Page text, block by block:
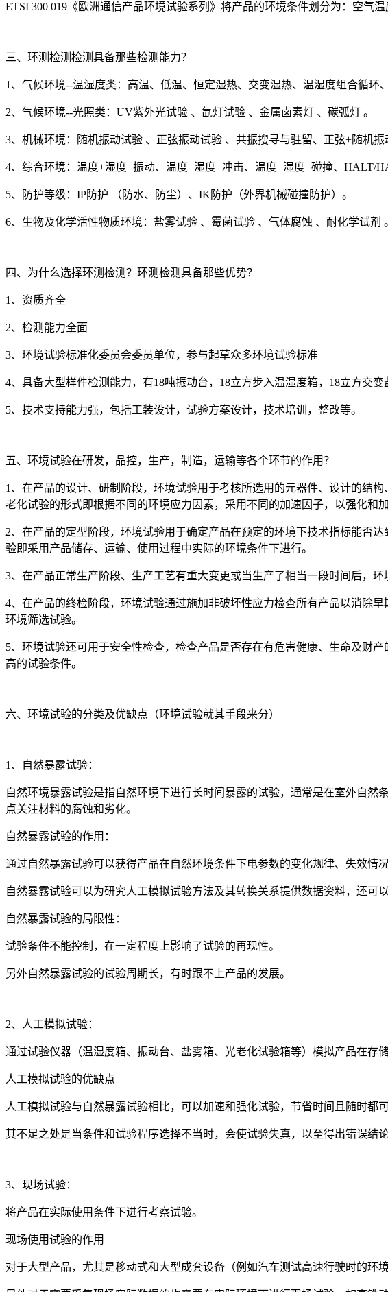
ETSI 300 019《欧洲通信产品环境试验系列》将产品的环境条件划分为：空气
三、环测检测检测具备那些检测能力？
1、气候环境--温湿度类：高温、低温、恒定湿热、交变湿热、温湿度组合循环
2、气候环境--光照类：UV紫外光试验 、氙灯试验 、金属卤素灯 、碳弧灯 。
3、机械环境：随机振动试验 、正弦振动试验 、共振搜寻与驻留、正弦+随机
4、综合环境：温度+湿度+振动、温度+湿度+冲击、温度+湿度+碰撞、HALT/
5、防护等级：IP防护 （防水、防尘）、IK防护（外界机械碰撞防护）。
6、生物及化学活性物质环境：盐雾试验 、霉菌试验 、气体腐蚀 、耐化学试剂
四、为什么选择环测检测？环测检测具备那些优势？
1、资质齐全
2、检测能力全面
3、环境试验标准化委员会委员单位，参与起草众多环境试验标准
4、具备大型样件检测能力，有18吨振动台，18立方步入温湿度箱，18立方交
5、技术支持能力强，包括工装设计，试验方案设计，技术培训，整改等。
五、环境试验在研发，品控，生产，制造，运输等各个环节的作用？
1、在产品的设计、研制阶段，环境试验用于考核所选用的元器件、设计的结
老化试验的形式即根据不同的环境应力因素，采用不同的加速因子，以强化和
2、在产品的定型阶段，环境试验用于确定产品在预定的环境下技术指标能否
验即采用产品储存、运输、使用过程中实际的环境条件下进行。
3、在产品正常生产阶段、生产工艺有重大变更或当生产了相当一段时间后，
4、在产品的终检阶段，环境试验通过施加非破坏性应力检查所有产品以消除
环境筛选试验。
5、环境试验还可用于安全性检查，检查产品是否存在有危害健康、生命及财
高的试验条件。
六、环境试验的分类及优缺点（环境试验就其手段来分）
1、自然暴露试验：
自然环境暴露试验是指自然环境下进行长时间暴露的试验，通常是在室外自
点关注材料的腐蚀和劣化。
自然暴露试验的作用：
通过自然暴露试验可以获得产品在自然环境条件下电参数的变化规律、失效情
自然暴露试验可以为研究人工模拟试验方法及其转换关系提供数据资料，还
自然暴露试验的局限性：
试验条件不能控制，在一定程度上影响了试验的再现性。
另外自然暴露试验的试验周期长，有时跟不上产品的发展。
2、人工模拟试验：
通过试验仪器（温湿度箱、振动台、盐雾箱、光老化试验箱等）模拟产品在
人工模拟试验的优缺点
人工模拟试验与自然暴露试验相比，可以加速和强化试验，节省时间且随时都
其不足之处是当条件和试验程序选择不当时，会使试验失真，以至得出错误结
3、现场试验：
将产品在实际使用条件下进行考察试验。
现场使用试验的作用
对于大型产品，尤其是移动式和大型成套设备（例如汽车测试高速行驶时的环